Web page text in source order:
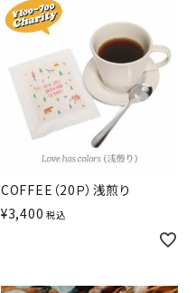
COFFEE（20Ｐ）浅煎り
¥3,400 税込